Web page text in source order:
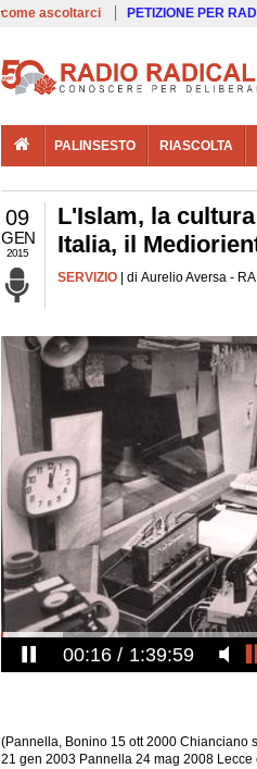
come ascoltarci PETIZIONE PER
PALINSESTO RIASCOLTA
09
GEN
2015
L'Islam, la
Italia, il
SERVIZIO | di Aurelio Aversa -
00:17 1:39:59
(Pannella, Bonino 15 ott 2000 Chianciano
21 gen 2003 Pannella 24 mag 2008 Lecce